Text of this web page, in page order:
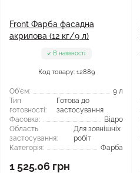
Front Фарба фасадна
акрилова (12 кг/9 л)
В наявності
Код товару: 12889
Об'єм:
9 л
Тип
готовності:
Готова до
застосування
Фасовка:
Відро
Область
застосування:
Для зовнішніх
робіт
Категорія:
Фарба
1 525.06 грн